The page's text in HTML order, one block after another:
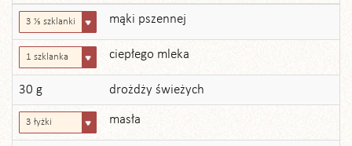
3 ⅓ szklanki mąki pszennej
1 szklanka ciepłego mleka
30 g drożdży świeżych
3 łyżki masła